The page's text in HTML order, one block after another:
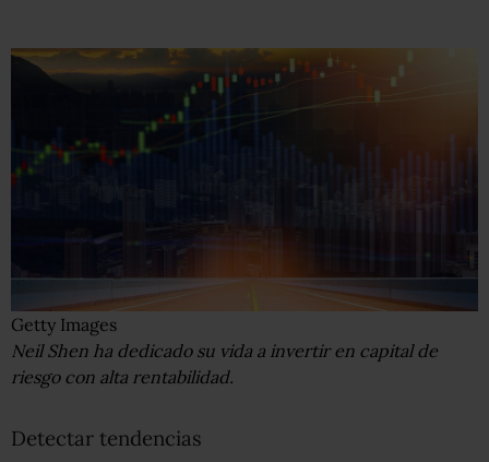
Getty Images
Neil Shen ha dedicado su vida a invertir en capital de
riesgo con alta rentabilidad.
Detectar tendencias